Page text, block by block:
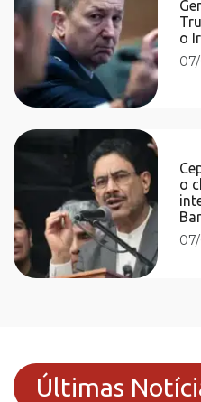
o
o
Últimas